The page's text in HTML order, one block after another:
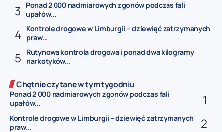
Ponad 2 000 nadmiarowych zgonów podczas fali
upałów...
Kontrole drogowe w Limburgii – dziewięć zatrzymanych
praw...
Rutynowa kontrola drogowa i ponad dwa kilogramy
narkotyków...
Chętnie czytane w tym tygodniu
Ponad 2 000 nadmiarowych zgonów podczas fali
upałów...
Kontrole drogowe w Limburgii – dziewięć zatrzymanych
praw...